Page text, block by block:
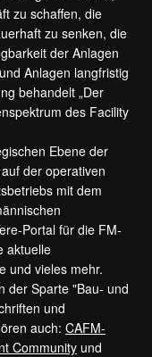
zu schaffen, die
zu senken, die
der Anlagen
Anlagen langfristig
behandelt „Der
des Facility
Ebene der
der operativen
mit dem
Portal für die FM-
aktuelle
und vieles mehr.
der Sparte "Bau- und
und
auch: CAFM-
Community und